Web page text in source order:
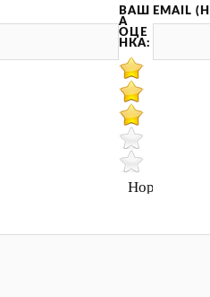
EMAIL
ВАШ
А
ОЦЕ
НКА:
Нормально